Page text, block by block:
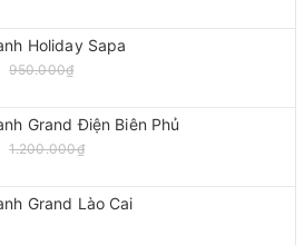
Holiday Sapa
950.000₫
Grand Điện Biên Phủ
1.200.000₫
Grand Lào Cai